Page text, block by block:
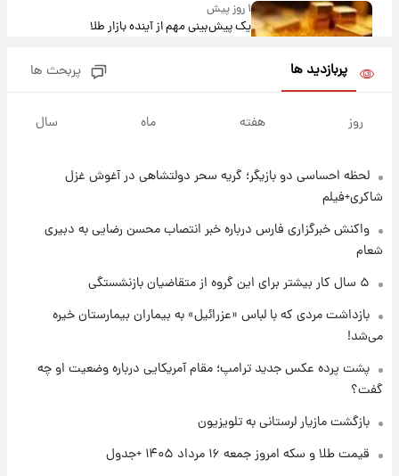
۱ روز پیش
یک پیش‌بینی مهم از آینده بازار طلا
۱ روز پیش
شماره پیراهن خریدهای جدید پرسپولیس اعلام
شد؛ تیکدری، محبی و سرگیف با اعداد ویژه
جزئیات فعال‌سازی «کیف پول ایران» اعلام
شد+فیلم
۱ روز پیش
تغییر تند قیمت محصولات ایران‌خودرو و سایپا
امروز پنجشنبه ۱۵ مرداد ۱۴۰۵ +جدول
پربازدید ها پربحث ها
روز هفته ماه سال
لحظه احساسی دو بازیگر؛ گریه سحر دولتشاهی در آغوش غزل
شاکری+فیلم
واکنش خبرگزاری فارس درباره خبر انتصاب محسن رضایی به دبیری
شعام
۵ سال کار بیشتر برای این گروه از متقاضیان بازنشستگی
بازداشت مردی که با لباس «عزرائیل» به بیماران بیمارستان خیره
می‌شد!
پشت پرده عکس جدید ترامپ؛ مقام آمریکایی درباره وضعیت او چه
گفت؟
بازگشت مازیار لرستانی به تلویزیون
قیمت طلا و سکه امروز جمعه ۱۶ مرداد ۱۴۰۵ +جدول